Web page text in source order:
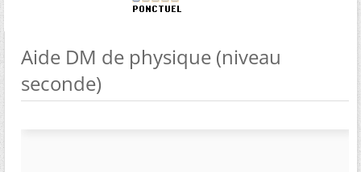
Aide DM de physique (niveau
seconde)